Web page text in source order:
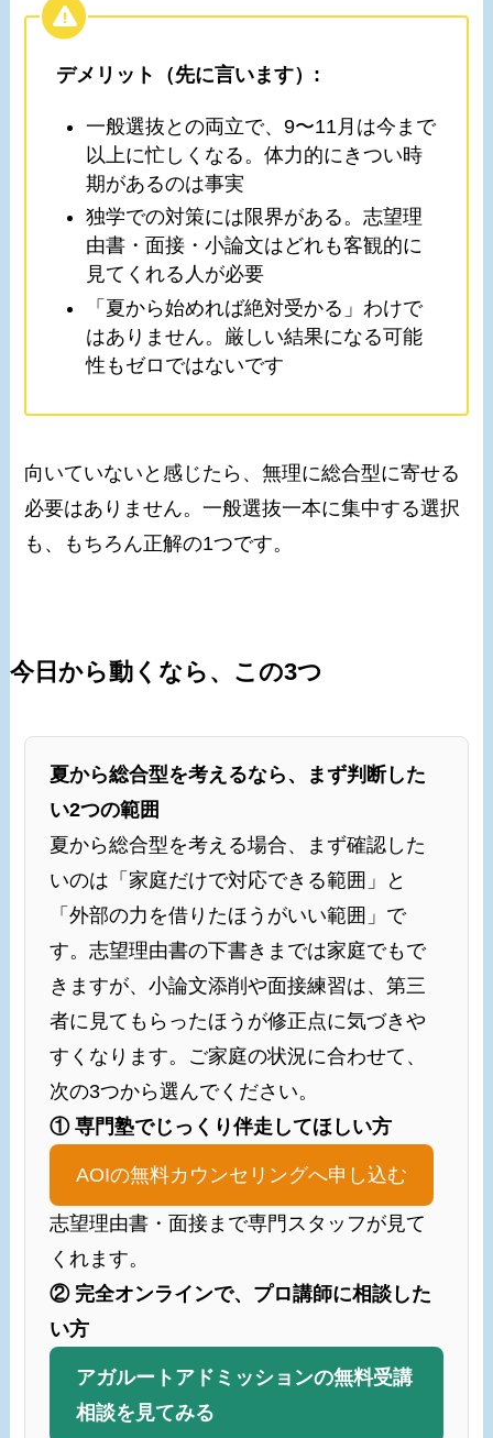
デメリット（先に言います）:
一般選抜との両立で、9〜11月は今まで
以上に忙しくなる。体力的にきつい時
期があるのは事実
独学での対策には限界がある。志望理
由書・面接・小論文はどれも客観的に
見てくれる人が必要
「夏から始めれば絶対受かる」わけで
はありません。厳しい結果になる可能
性もゼロではないです
向いていないと感じたら、無理に総合型に寄せる
必要はありません。一般選抜一本に集中する選択
も、もちろん正解の1つです。
今日から動くなら、この3つ
夏から総合型を考えるなら、まず判断した
い2つの範囲
夏から総合型を考える場合、まず確認した
いのは「家庭だけで対応できる範囲」と
「外部の力を借りたほうがいい範囲」で
す。志望理由書の下書きまでは家庭でもで
きますが、小論文添削や面接練習は、第三
者に見てもらったほうが修正点に気づきや
すくなります。ご家庭の状況に合わせて、
次の3つから選んでください。
① 専門塾でじっくり伴走してほしい方
AOIの無料カウンセリングへ申し込む
志望理由書・面接まで専門スタッフが見て
くれます。
② 完全オンラインで、プロ講師に相談した
い方
アガルートアドミッションの無料受講
相談を見てみる